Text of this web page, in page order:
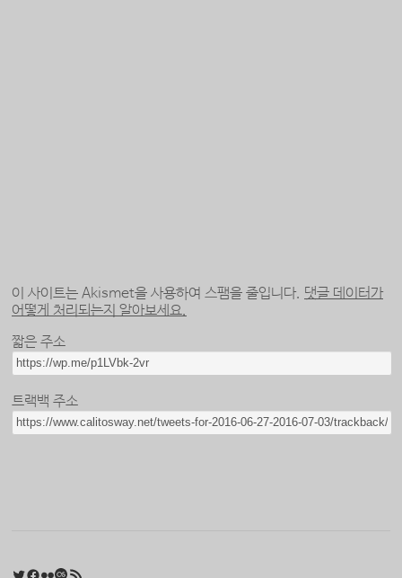
이 사이트는 Akismet을 사용하여 스팸을 줄입니다. 댓글 데이터가
어떻게 처리되는지 알아보세요.
짧은 주소
트랙백 주소
Twitter
Facebook
FlickrLast.fm